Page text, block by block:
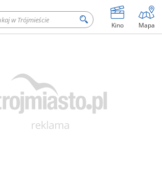
Kino Mapa